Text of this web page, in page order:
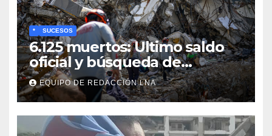
* SUCESOS
6.125 muertos: Ultimo saldo
oficial y búsqueda de
cadáveres continúa entre los
escombros
EQUIPO DE REDACCIÓN LNA